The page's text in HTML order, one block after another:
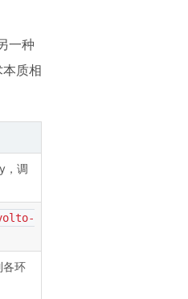
一种
质相
，调
各环